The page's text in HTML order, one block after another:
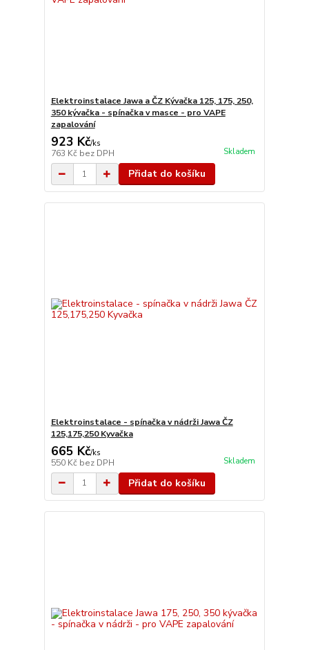
Elektroinstalace Jawa a ČZ Kývačka 125, 175, 250,
350 kývačka - spínačka v masce - pro VAPE
zapalování
923 Kč/ks
763 Kč bez DPH Skladem
Přidat do košíku
Elektroinstalace - spínačka v nádrži Jawa ČZ
125,175,250 Kyvačka
665 Kč/ks
550 Kč bez DPH Skladem
Přidat do košíku